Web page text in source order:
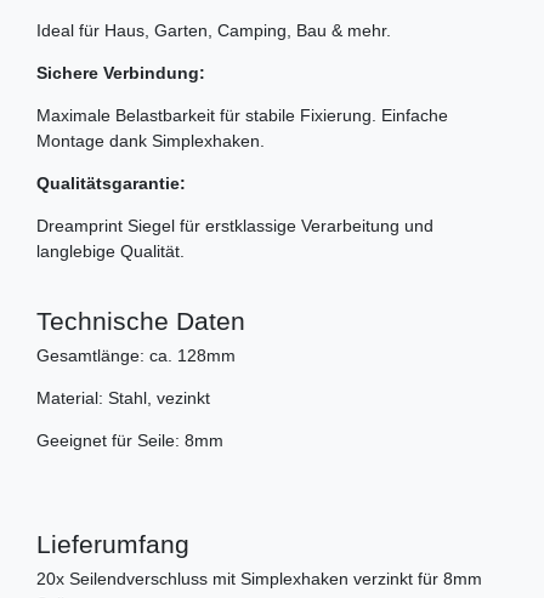
Ideal für Haus, Garten, Camping, Bau & mehr.
Sichere Verbindung:
Maximale Belastbarkeit für stabile Fixierung. Einfache
Montage dank Simplexhaken.
Qualitätsgarantie:
Dreamprint Siegel für erstklassige Verarbeitung und
langlebige Qualität.
Technische Daten
Gesamtlänge: ca. 128mm
Material: Stahl, vezinkt
Geeignet für Seile: 8mm
Lieferumfang
20x Seilendverschluss mit Simplexhaken verzinkt für 8mm